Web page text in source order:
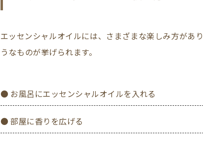
エッセンシャルオイルには、さまざまな楽しみ方があります。使い方の例としては、以下のよ
うなものが挙げられます。
● お風呂にエッセンシャルオイルを入れる
● 部屋に香りを広げる